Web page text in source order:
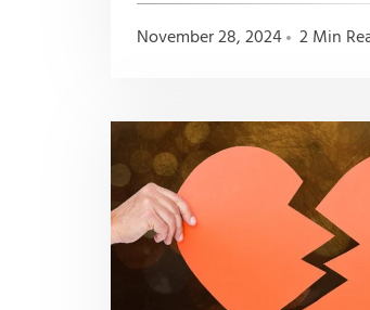
November 28, 2024 2 Min